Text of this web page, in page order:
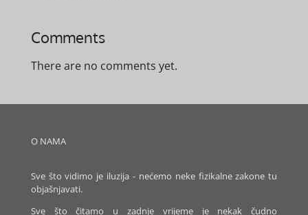
Comments
There are no comments yet.
O NAMA
Sve što vidimo je iluzija - nećemo neke fizikalne zakone tu
objašnjavati.
Sve što čitamo u zadnje vrijeme je nekak čudno